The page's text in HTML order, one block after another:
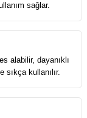
sağlar.
alabilir, dayanıklı
kullanılır.